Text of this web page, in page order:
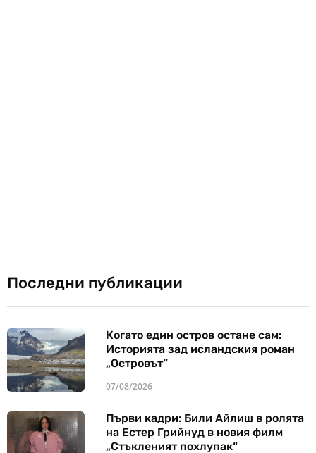
Последни публикации
Когато един остров остане сам:
Историята зад исландския роман
„Островът“
07/08/2026
Първи кадри: Били Айлиш в ролята
на Естер Грийнуд в новия филм
„Стъкленият похлупак“